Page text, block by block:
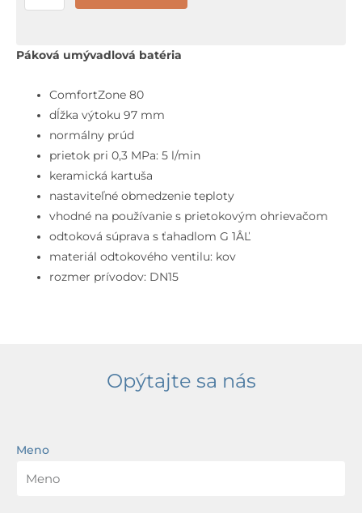
Hansgrohe
S
umývadlová
batéria
80
odtokovou
súpravou,
chróm
Páková umývadlová batéria
ComfortZone 80
dĺžka výtoku 97 mm
normálny prúd
prietok pri 0,3 MPa: 5 l/min
keramická kartuša
nastaviteľné obmedzenie teploty
vhodné na používanie s prietokovým ohrievačom
odtoková súprava s ťahadlom G 1ÂĽ
materiál odtokového ventilu: kov
rozmer prívodov: DN15
Opýtajte sa nás
Meno